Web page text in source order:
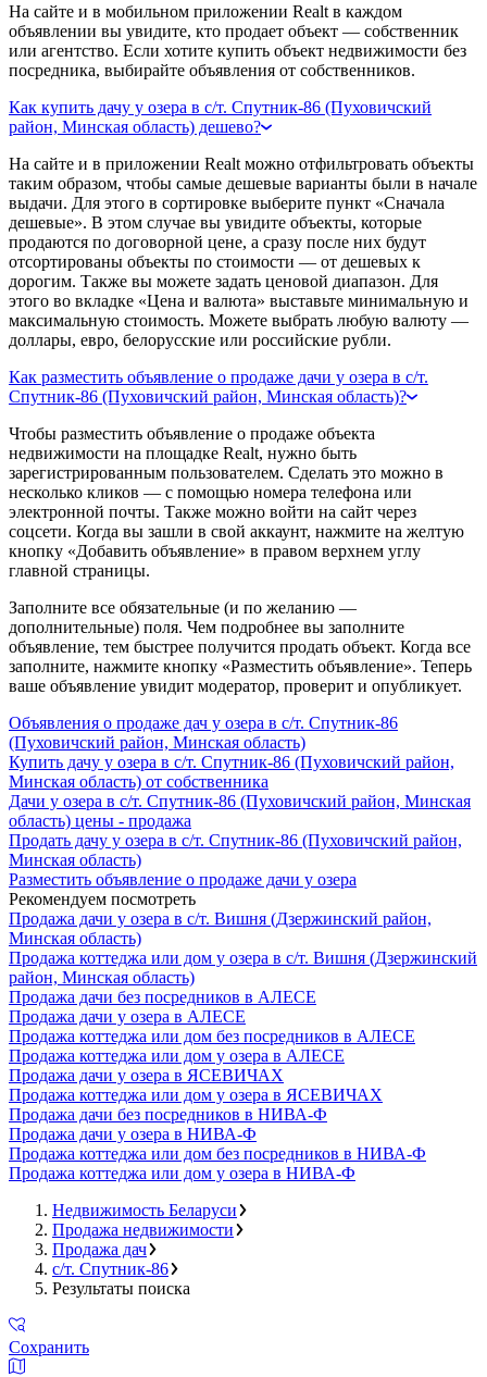
На сайте и в мобильном приложении Realt в каждом
объявлении вы увидите, кто продает объект — собственник
или агентство. Если хотите купить объект недвижимости без
посредника, выбирайте объявления от собственников.
Как купить дачу у озера в с/т. Спутник-86 (Пуховичский
район, Минская область) дешево?
На сайте и в приложении Realt можно отфильтровать объекты
таким образом, чтобы самые дешевые варианты были в начале
выдачи. Для этого в сортировке выберите пункт «Сначала
дешевые». В этом случае вы увидите объекты, которые
продаются по договорной цене, а сразу после них будут
отсортированы объекты по стоимости — от дешевых к
дорогим. Также вы можете задать ценовой диапазон. Для
этого во вкладке «Цена и валюта» выставьте минимальную и
максимальную стоимость. Можете выбрать любую валюту —
доллары, евро, белорусские или российские рубли.
Как разместить объявление о продаже дачи у озера в с/т.
Спутник-86 (Пуховичский район, Минская область)?
Чтобы разместить объявление о продаже объекта
недвижимости на площадке Realt, нужно быть
зарегистрированным пользователем. Сделать это можно в
несколько кликов — с помощью номера телефона или
электронной почты. Также можно войти на сайт через
соцсети. Когда вы зашли в свой аккаунт, нажмите на желтую
кнопку «Добавить объявление» в правом верхнем углу
главной страницы.
Заполните все обязательные (и по желанию —
дополнительные) поля. Чем подробнее вы заполните
объявление, тем быстрее получится продать объект. Когда все
заполните, нажмите кнопку «Разместить объявление». Теперь
ваше объявление увидит модератор, проверит и опубликует.
Объявления о продаже дач у озера в с/т. Спутник-86
(Пуховичский район, Минская область)
Купить дачу у озера в с/т. Спутник-86 (Пуховичский район,
Минская область) от собственника
Дачи у озера в с/т. Спутник-86 (Пуховичский район, Минская
область) цены - продажа
Продать дачу у озера в с/т. Спутник-86 (Пуховичский район,
Минская область)
Разместить объявление о продаже дачи у озера
Рекомендуем посмотреть
Продажа дачи у озера в с/т. Вишня (Дзержинский район,
Минская область)
Продажа коттеджа или дом у озера в с/т. Вишня (Дзержинский
район, Минская область)
Продажа дачи без посредников в АЛЕСЕ
Продажа дачи у озера в АЛЕСЕ
Продажа коттеджа или дом без посредников в АЛЕСЕ
Продажа коттеджа или дом у озера в АЛЕСЕ
Продажа дачи у озера в ЯСЕВИЧАХ
Продажа коттеджа или дом у озера в ЯСЕВИЧАХ
Продажа дачи без посредников в НИВА-Ф
Продажа дачи у озера в НИВА-Ф
Продажа коттеджа или дом без посредников в НИВА-Ф
Продажа коттеджа или дом у озера в НИВА-Ф
Недвижимость Беларуси
Продажа недвижимости
Продажа дач
с/т. Спутник-86
Результаты поиска
Сохранить